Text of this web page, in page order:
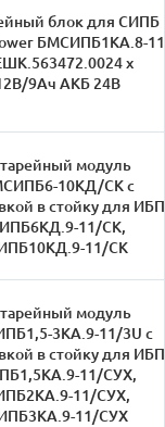
блок для СИПБ
БМСИПБ1КА.8-11
х
9Ач АКБ 24В
модуль
10КД/СК с
в стойку для ИБП
11/СК,
11/СК
модуль
3КА.9-11/3U с
в стойку для ИБП
11/СУХ,
11/СУХ,
11/СУХ